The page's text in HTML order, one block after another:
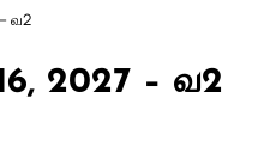
வ2
2027 – வ2